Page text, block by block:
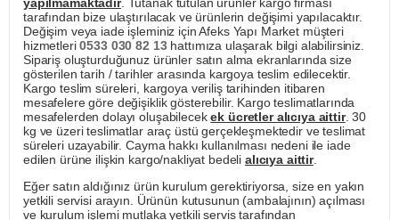
tarafından bize ulaştırılacak ve ürünlerin değişimi yapılacaktır.
Değişim veya iade işleminiz için Afeks Yapı Market müşteri
hizmetleri0533 030 82 13hattımıza ulaşarak bilgi alabilirsiniz.
Sipariş oluşturduğunuz ürünler satın alma ekranlarında size
gösterilen tarih / tarihler arasında kargoya teslim edilecektir.
Kargo teslim süreleri, kargoya veriliş tarihinden itibaren
mesafelere göre değişiklik gösterebilir. Kargo teslimatlarında
mesafelerden dolayı oluşabilecekek ücretler alıcıya aittir. 30
kg ve üzeri teslimatlar araç üstü gerçekleşmektedir ve teslimat
süreleri uzayabilir. Cayma hakkı kullanılması nedeni ile iade
edilen ürüne ilişkin kargo/nakliyat bedeli alıcıya aittir.
Eğer satın aldığınız ürün kurulum gerektiriyorsa, size en yakın
yetkili servisi arayın. Ürünün kutusunun (ambalajının) açılması
ve kurulum işlemi mutlaka yetkili servis tarafından